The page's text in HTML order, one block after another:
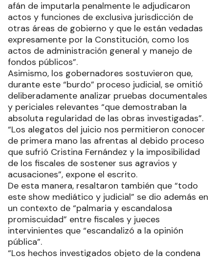
afán de imputarla penalmente le adjudicaron
actos y funciones de exclusiva jurisdicción de
otras áreas de gobierno y que le están vedadas
expresamente por la Constitución, como los
actos de administración general y manejo de
fondos públicos”.
Asimismo, los gobernadores sostuvieron que,
durante este “burdo” proceso judicial, se omitió
deliberadamente analizar pruebas documentales
y periciales relevantes “que demostraban la
absoluta regularidad de las obras investigadas”.
“Los alegatos del juicio nos permitieron conocer
de primera mano las afrentas al debido proceso
que sufrió Cristina Fernández y la imposibilidad
de los fiscales de sostener sus agravios y
acusaciones”, expone el escrito.
De esta manera, resaltaron también que “todo
este show mediático y judicial” se dio además en
un contexto de “palmaria y escandalosa
promiscuidad” entre fiscales y jueces
intervinientes que “escandalizó a la opinión
pública”.
“Los hechos investigados objeto de la condena